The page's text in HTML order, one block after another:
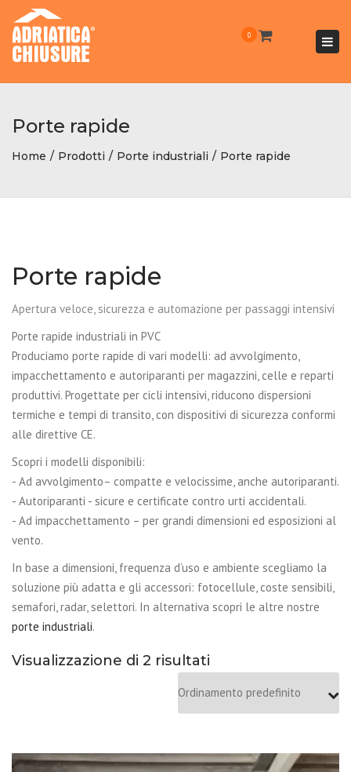
0
Porte rapide
Home Prodotti Porte industriali Porte rapide
Porte rapide
Apertura veloce, sicurezza e automazione per passaggi intensivi
Porte rapide industriali in PVC
Produciamo porte rapide di vari modelli: ad avvolgimento,
impacchettamento e autoriparanti per magazzini, celle e reparti
produttivi. Progettate per cicli intensivi, riducono dispersioni
termiche e tempi di transito, con dispositivi di sicurezza conformi
alle direttive CE.
Scopri i modelli disponibili:
- Ad avvolgimento– compatte e velocissime, anche autoriparanti.
- Autoriparanti - sicure e certificate contro urti accidentali.
- Ad impacchettamento – per grandi dimensioni ed esposizioni al
vento.
In base a dimensioni, frequenza d’uso e ambiente scegliamo la
soluzione più adatta e gli accessori: fotocellule, coste sensibili,
semafori, radar, selettori. In alternativa scopri le altre nostre
porte industriali.
Visualizzazione di 2 risultati